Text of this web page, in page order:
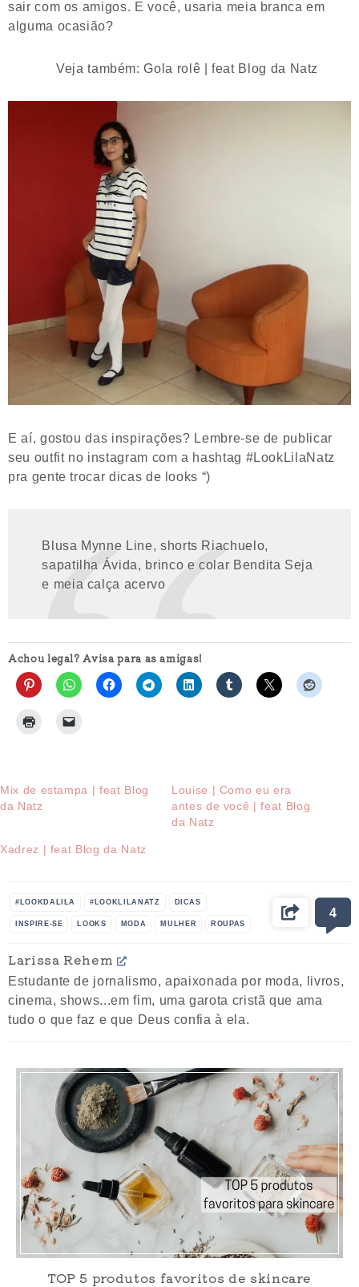
sair com os amigos. E você, usaria meia branca em
alguma ocasião?
Veja também: Gola rolê | feat Blog da Natz
E aí, gostou das inspirações? Lembre-se de publicar
seu outfit no instagram com a hashtag #LookLilaNatz
pra gente trocar dicas de looks “)
Blusa Mynne Line, shorts Riachuelo,
sapatilha Ávida, brinco e colar Bendita Seja
e meia calça acervo
Achou legal? Avisa para as amigas!
Mix de estampa | feat Blog
da Natz
Louise | Como eu era
antes de você | feat Blog
da Natz
Xadrez | feat Blog da Natz
#LOOKDALILA #LOOKLILANATZ DICAS
INSPIRE-SE LOOKS MODA MULHER ROUPAS
4
Larissa Rehem
Estudante de jornalismo, apaixonada por moda, livros,
cinema, shows...em fim, uma garota cristã que ama
tudo o que faz e que Deus confia à ela.
TOP 5 produtos favoritos de skincare